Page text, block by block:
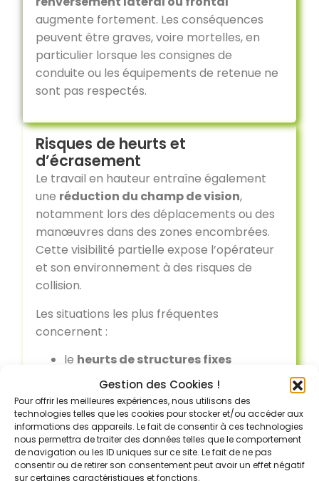
Gestion des Cookies !
Pour offrir les meilleures expériences, nous utilisons des
technologies telles que les cookies pour stocker et/ou accéder aux
informations des appareils. Le fait de consentir à ces technologies
nous permettra de traiter des données telles que le comportement
de navigation ou les ID uniques sur ce site. Le fait de ne pas
consentir ou de retirer son consentement peut avoir un effet négatif
sur certaines caractéristiques et fonctions.
augmente fortement. Les conséquences
peuvent être graves, voire mortelles, en
particulier lorsque les consignes de
conduite ou les équipements de retenue ne
sont pas respectés.
Risques de heurts et
d’écrasement
Le travail en hauteur entraîne également
une réduction du champ de vision,
notamment lors des déplacements ou des
manœuvres dans des zones encombrées.
Cette visibilité partielle expose l’opérateur
et son environnement à des risques de
collision.
Les situations les plus fréquentes
concernent :
le heurts de structures fixes
(rayonnages, poteaux, charpentes),
lescollisions avec d’autres engins
de manutention
lerisque d’écrasement de piétons
circulant à proximité.
Ces accidents surviennent souvent lors de